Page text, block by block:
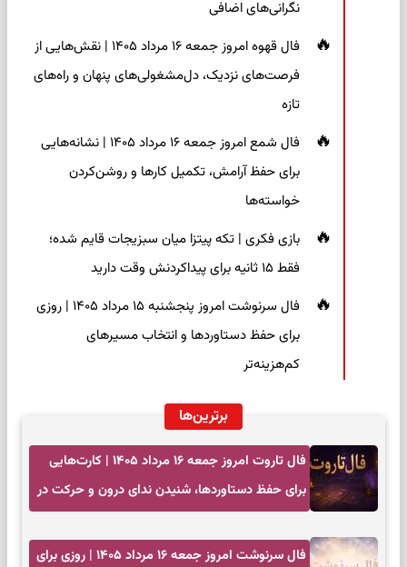
نگرانی‌های اضافی
فال قهوه امروز جمعه ۱۶ مرداد ۱۴۰۵ | نقش‌هایی از
فرصت‌های نزدیک، دل‌مشغولی‌های پنهان و راه‌های
تازه
فال شمع امروز جمعه ۱۶ مرداد ۱۴۰۵ | نشانه‌هایی
برای حفظ آرامش، تکمیل کارها و روشن‌کردن
خواسته‌ها
بازی فکری | تکه پیتزا میان سبزیجات قایم شده؛
فقط ۱۵ ثانیه برای پیداکردنش وقت دارید
فال سرنوشت امروز پنجشنبه ۱۵ مرداد ۱۴۰۵ | روزی
برای حفظ دستاوردها و انتخاب مسیرهای
کم‌هزینه‌تر
برترین‌ها
فال تاروت امروز جمعه ۱۶ مرداد ۱۴۰۵ | کارت‌هایی
برای حفظ دستاوردها، شنیدن ندای درون و حرکت در
فال سرنوشت امروز جمعه ۱۶ مرداد ۱۴۰۵ | روزی برای